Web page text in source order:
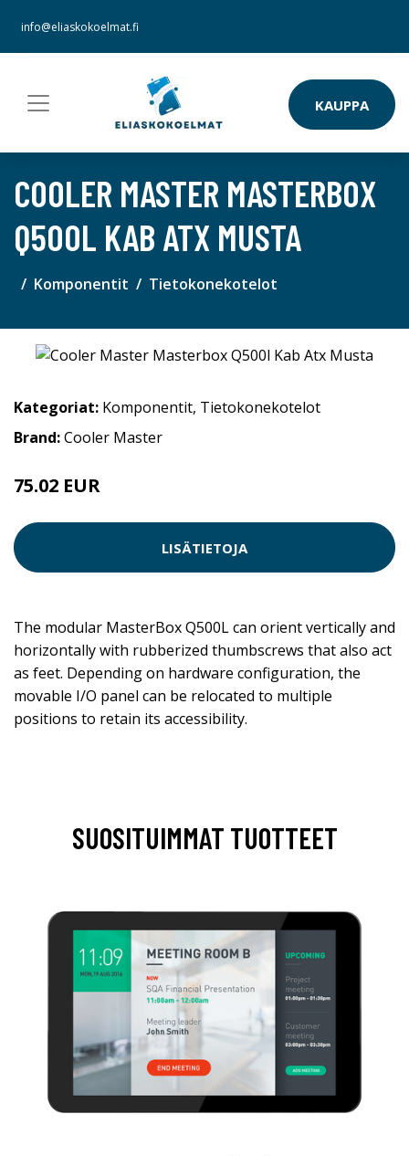
info@eliaskokoelmat.fi
KAUPPA
COOLER MASTER MASTERBOX
Q500L KAB ATX MUSTA
Komponentit Tietokonekotelot
Kategoriat: Komponentit, Tietokonekotelot
Brand:Cooler Master
75.02 EUR
LISÄTIETOJA
The modular MasterBox Q500L can orient vertically and
horizontally with rubberized thumbscrews that also act
as feet. Depending on hardware configuration, the
movable I/O panel can be relocated to multiple
positions to retain its accessibility.
SUOSITUIMMAT TUOTTEET